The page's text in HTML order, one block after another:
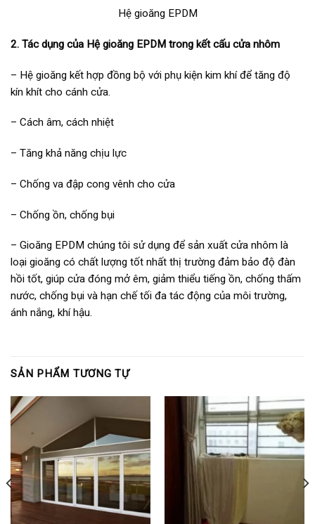
Hệ gioăng EPDM
2. Tác dụng của Hệ gioăng EPDM trong kết cấu cửa nhôm
– Hệ gioăng kết hợp đồng bộ với phụ kiện kim khí để tăng độ
kín khít cho cánh cửa.
– Cách âm, cách nhiệt
– Tăng khả năng chịu lực
– Chống va đập cong vênh cho cửa
– Chống ồn, chống bụi
– Gioăng EPDM chúng tôi sử dụng để sản xuất cửa nhôm là
loại gioăng có chất lượng tốt nhất thị trường đảm bảo độ đàn
hồi tốt, giúp cửa đóng mở êm, giảm thiểu tiếng ồn, chống thấm
nước, chống bụi và hạn chế tối đa tác động của môi trường,
ánh nắng, khí hậu.
SẢN PHẨM TƯƠNG TỰ